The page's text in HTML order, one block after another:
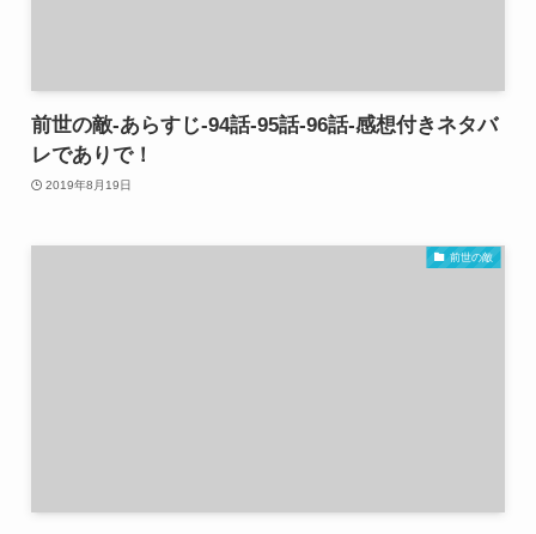
前世の敵-あらすじ-94話-95話-96話-感想付きネタバ
レでありで！
2019年8月19日
前世の敵